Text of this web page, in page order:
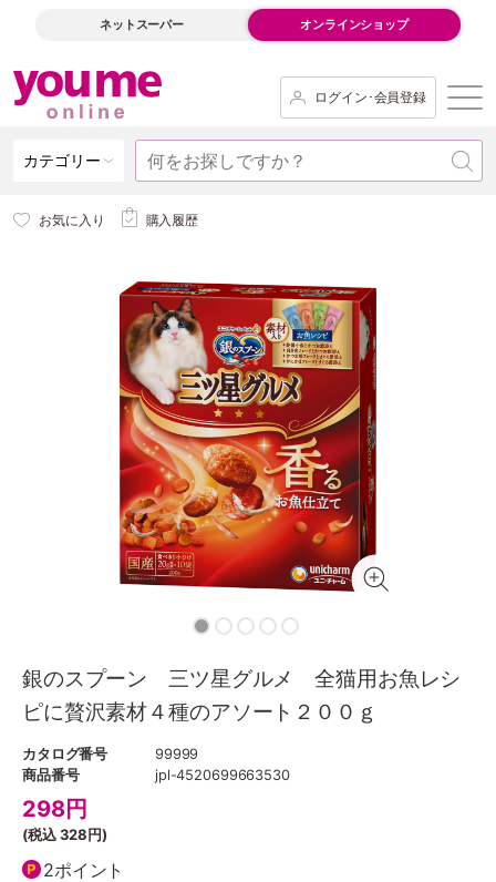
ネットスーパー オンラインショップ
ログイン･会員登録
カテゴリー
お気に入り 購入履歴
銀のスプーン 三ツ星グルメ 全猫用お魚レシ
ピに贅沢素材４種のアソート２００ｇ
カタログ番号
99999
商品番号
jpl-4520699663530
298円
(税込328円)
2ポイント